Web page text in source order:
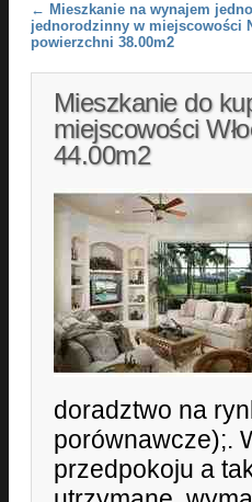
Post navigation
← Mieszkanie na wynajem
jednorodzinny w miejscowości
powierzchni 38.00m2
Mieszkanie do
miejscowości
44.00m2
doradztwo na
porównawcze);.
przedpokoju a